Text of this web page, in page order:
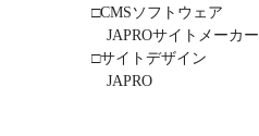
□CMSソフトウェア
JAPROサイトメーカー
□サイトデザイン
JAPRO